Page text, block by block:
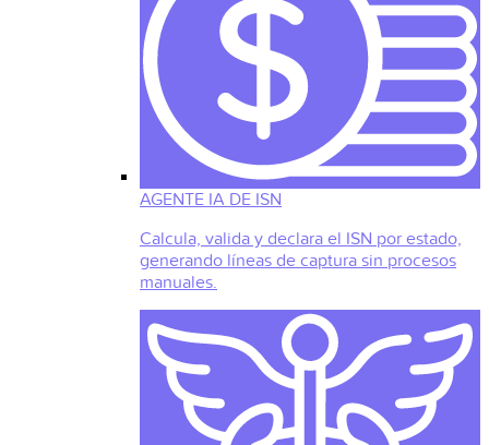
AGENTE IA DE ISN
Calcula, valida y declara el ISN por estado,
generando líneas de captura sin procesos
manuales.